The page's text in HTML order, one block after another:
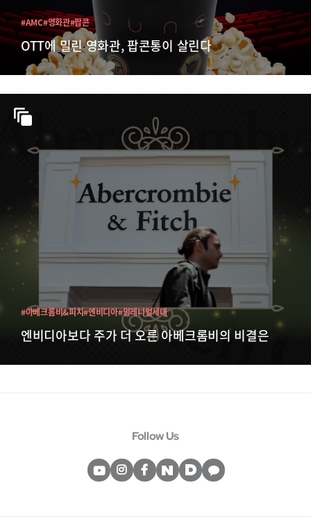
OTT에 밀린 영화관, 팝콘통이 살린다
#AMC#영화관#팝콘
엔비디아보다 주가 더 오른 아베크롬비의 비결은
#아베크롬비&피치#엔비디아#밀레니얼세대
Follow Us